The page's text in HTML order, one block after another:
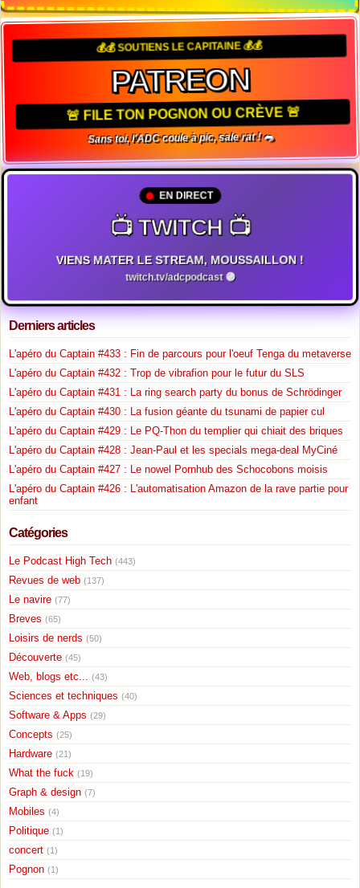
💰💰 SOUTIENS LE CAPITAINE 💰💰
PATREON
🚨 FILE TON POGNON OU CRÈVE 🚨
Sans toi, l'ADC coule à pic, sale rat ! 🐀
EN DIRECT
📺 TWITCH 📺
VIENS MATER LE STREAM, MOUSSAILLON !
twitch.tv/adcpodcast 🟣
Derniers articles
L'apéro du Captain #433 : Fin de parcours pour l'oeuf Tenga du metaverse
L'apéro du Captain #432 : Trop de vibrafion pour le futur du SLS
L'apéro du Captain #431 : La ring search party du bonus de Schrödinger
L'apéro du Captain #430 : La fusion géante du tsunami de papier cul
L'apéro du Captain #429 : Le PQ-Thon du templier qui chiait des briques
L'apéro du Captain #428 : Jean-Paul et les specials mega-deal MyCiné
L'apéro du Captain #427 : Le nowel Pornhub des Schocobons moisis
L'apéro du Captain #426 : L'automatisation Amazon de la rave partie pour
enfant
Catégories
Le Podcast High Tech (443)
Revues de web (137)
Le navire (77)
Breves (65)
Loisirs de nerds (50)
Découverte (45)
Web, blogs etc... (43)
Sciences et techniques (40)
Software & Apps (29)
Concepts (25)
Hardware (21)
What the fuck (19)
Graph & design (7)
Mobiles (4)
Politique (1)
concert (1)
Pognon (1)